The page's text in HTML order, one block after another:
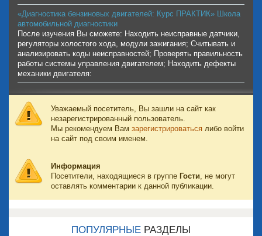
«Диагностика бензиновых двигателей: Курс ПРАКТИК» Школа
автомобильной диагностики
После изучения Вы сможете: Находить неисправные датчики,
регуляторы холостого хода, модули зажигания; Считывать и
анализировать коды неисправностей; Проверять правильность
работы системы управления двигателем; Находить дефекты
механики двигателя:
Уважаемый посетитель, Вы зашли на сайт как
незарегистрированный пользователь.
Мы рекомендуем Вам зарегистрироваться либо войти
на сайт под своим именем.
Информация
Посетители, находящиеся в группе Гости, не могут
оставлять комментарии к данной публикации.
ПОПУЛЯРНЫЕ РАЗДЕЛЫ